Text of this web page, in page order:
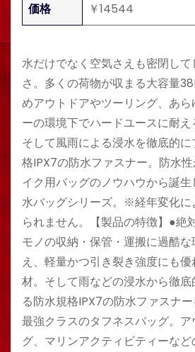
価格 ￥14544
水だけでなく空気さえも密閉し
さ。多くの荷物が収まる大容量
めアウトドアやツーリング、あ
ーの環境下でハードユースに耐え
そして風雨による浸水を徹底的
格IPX7の防水ファスナー。防水
イク用バッグのノウハウから誕
水バッグシリーズ。※経年変化に
られません。【製品の特徴】●絶
モノの収納・保管・運搬に過酷
え、軽量かつ引き裂き強度にも
材。そして雨などの浸水から徹
る防水規格IPX7の防水ファスナ
最強クラスのタフネスバッグ。
グ、マリンアクティビティーな